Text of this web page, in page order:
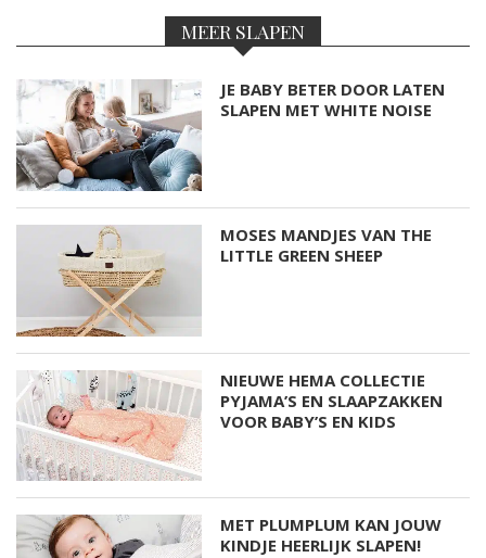
MEER SLAPEN
JE BABY BETER DOOR LATEN
SLAPEN MET WHITE NOISE
MOSES MANDJES VAN THE
LITTLE GREEN SHEEP
NIEUWE HEMA COLLECTIE
PYJAMA’S EN SLAAPZAKKEN
VOOR BABY’S EN KIDS
MET PLUMPLUM KAN JOUW
KINDJE HEERLIJK SLAPEN!